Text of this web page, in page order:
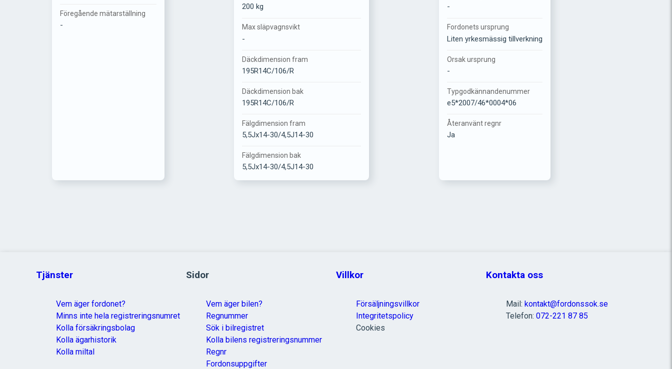
Föregående mätarställning
-
200 kg
Max släpvagnsvikt
-
Däckdimension fram
195R14C/106/R
Däckdimension bak
195R14C/106/R
Fälgdimension fram
5,5Jx14-30/4,5J14-30
Fälgdimension bak
5,5Jx14-30/4,5J14-30
-
Fordonets ursprung
Liten yrkesmässig tillverkning
Orsak ursprung
-
Typgodkännandenummer
e5*2007/46*0004*06
Återanvänt regnr
Ja
Tjänster
Vem äger fordonet?
Minns inte hela registreringsnumret
Kolla försäkringsbolag
Kolla ägarhistorik
Kolla miltal
Sidor
Vem äger bilen?
Regnummer
Sök i bilregistret
Kolla bilens registreringsnummer
Regnr
Fordonsuppgifter
Villkor
Försäljningsvillkor
Integritetspolicy
Cookies
Kontakta oss
Mail: kontakt@fordonssok.se
Telefon: 072-221 87 85